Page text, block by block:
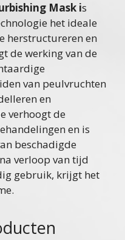
Mask is
het ideale
herstructureren en
de werking van de
van peulvruchten
en
verhoogt de
en is
beschadigde
verloop van tijd
gebruik, krijgt het